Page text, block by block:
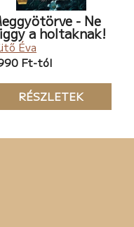
- Ne
a holtaknak!
Éva
Ft-tól
RÉSZLETEK